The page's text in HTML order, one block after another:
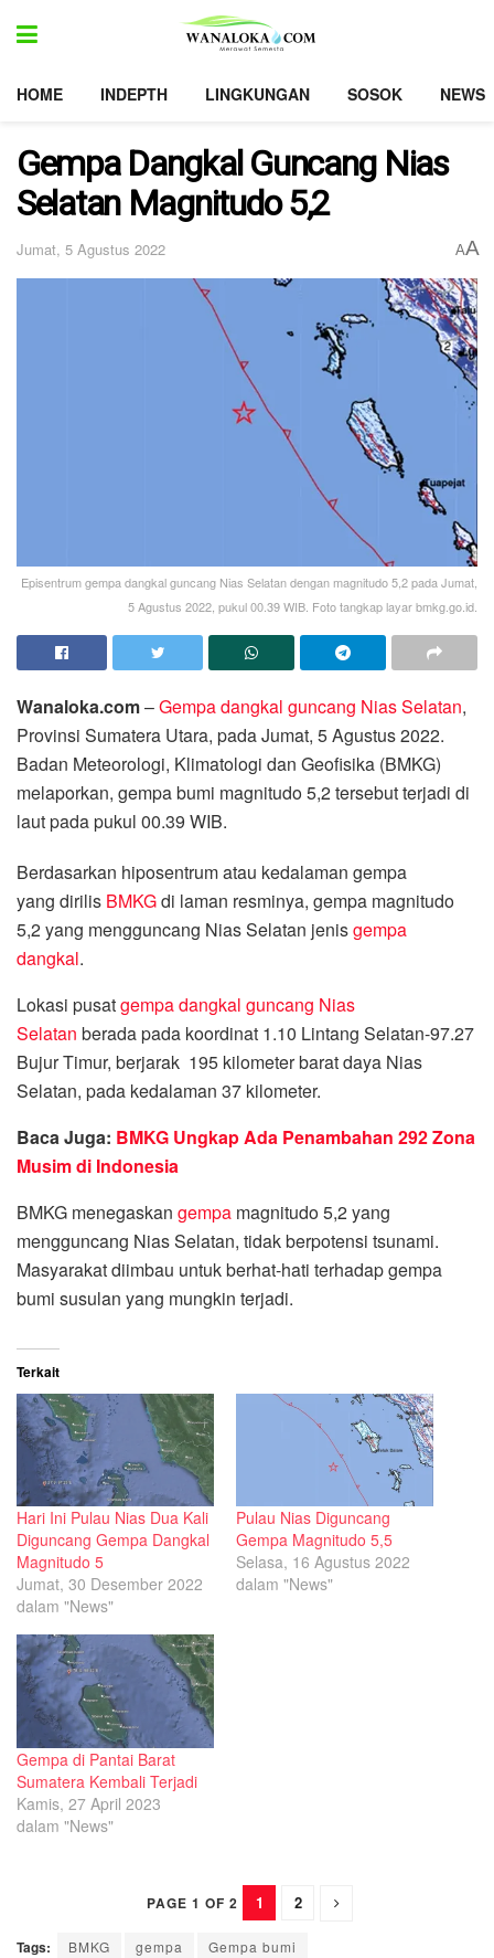
HOME INDEPTH LINGKUNGAN SOSOK NEWS
Gempa Dangkal Guncang Nias
Selatan Magnitudo 5,2
Jumat, 5 Agustus 2022 AA
Episentrum gempa dangkal guncang Nias Selatan dengan magnitudo 5,2 pada Jumat,
5 Agustus 2022, pukul 00.39 WIB. Foto tangkap layar bmkg.go.id.
Wanaloka.com–Gempa dangkal guncang Nias Selatan,
Provinsi Sumatera Utara, pada Jumat, 5 Agustus 2022.
Badan Meteorologi, Klimatologi dan Geofisika (BMKG)
melaporkan, gempa bumi magnitudo 5,2 tersebut terjadi di
laut pada pukul 00.39 WIB.
Berdasarkan hiposentrum atau kedalaman gempa
yang dirilis BMKGdi laman resminya, gempa magnitudo
5,2 yang mengguncang Nias Selatan jenisgempa
dangkal.
Lokasi pusatgempa dangkal guncang Nias
Selatan berada pada koordinat 1.10 Lintang Selatan-97.27
Bujur Timur, berjarak 195 kilometer barat daya Nias
Selatan, pada kedalaman 37 kilometer.
Baca Juga: BMKG Ungkap Ada Penambahan 292 Zona
Musim di Indonesia
BMKG menegaskan gempa magnitudo 5,2 yang
mengguncang Nias Selatan, tidak berpotensi tsunami.
Masyarakat diimbau untuk berhat-hati terhadap gempa
bumi susulan yang mungkin terjadi.
Terkait
Hari Ini Pulau Nias Dua Kali
Diguncang Gempa Dangkal
Magnitudo 5
Jumat, 30 Desember 2022
dalam "News"
Pulau Nias Diguncang
Gempa Magnitudo 5,5
Selasa, 16 Agustus 2022
dalam "News"
Gempa di Pantai Barat
Sumatera Kembali Terjadi
Kamis, 27 April 2023
dalam "News"
PAGE 1 OF 2 1 2
Tags: BMKG gempa
Gempa bumi